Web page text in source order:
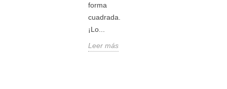
forma
cuadrada.
¡Lo...
Leer más